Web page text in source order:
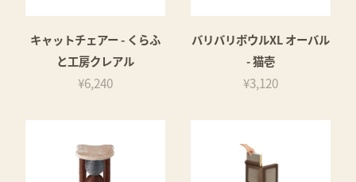
キャットチェアー - くらふ
と工房クレアル
¥6,240
バリバリボウルXL オーバル
- 猫壱
¥3,120